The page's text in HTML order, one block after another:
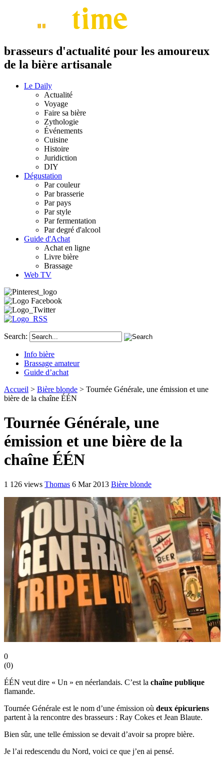
brasseurs d'actualité pour les amoureux
de la bière artisanale
Le Daily
Actualité
Voyage
Faire sa bière
Zythologie
Événements
Cuisine
Histoire
Juridiction
DIY
Dégustation
Par couleur
Par brasserie
Par pays
Par style
Par fermentation
Par degré d'alcool
Guide d'Achat
Achat en ligne
Livre bière
Brassage
Web TV
Search:
Info bière
Brassage amateur
Guide d’achat
Accueil > Bière blonde > Tournée Générale, une émission et une
bière de la chaîne ÉÉN
Tournée Générale, une
émission et une bière de la
chaîne ÉÉN
1 126 views Thomas 6 Mar 2013 Bière blonde
0
(0)
ÉÉN veut dire « Un » en néerlandais. C’est la chaîne publique
flamande.
Tournée Générale est le nom d’une émission où deux épicuriens
partent à la rencontre des brasseurs : Ray Cokes et Jean Blaute.
Bien sûr, une telle émission se devait d’avoir sa propre bière.
Je l’ai redescendu du Nord, voici ce que j’en ai pensé.